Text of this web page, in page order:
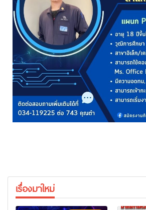
เรื่องมาใหม่